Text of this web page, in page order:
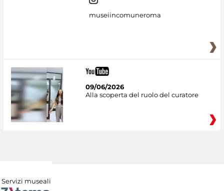
museiincomuneroma
09/06/2026
Alla scoperta del ruolo del curatore
Servizi museali